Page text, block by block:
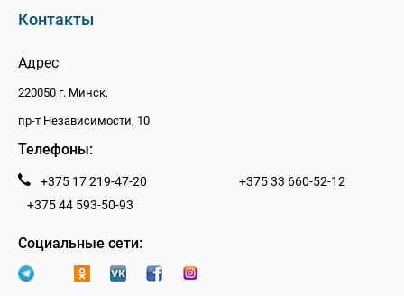
Контакты
Адрес
220050 г. Минск,
пр-т Независимости, 10
Телефоны:
+375 17 219-47-20
+375 33 660-52-12
+375 44 593-50-93
Социальные сети: